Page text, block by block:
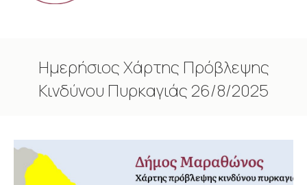
Ημερήσιος Χάρτης Πρόβλεψης
Κινδύνου Πυρκαγιάς 26/8/2025